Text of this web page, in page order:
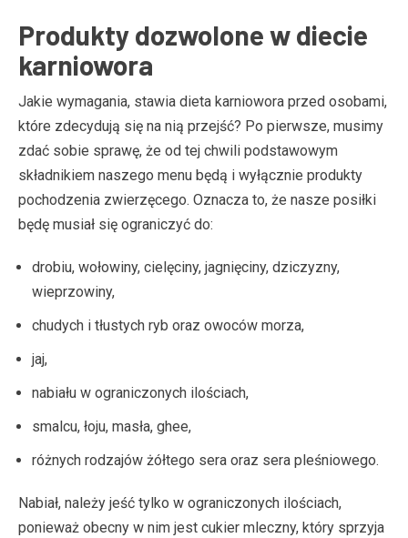
Produkty dozwolone w diecie
karniowora
Jakie wymagania, stawia dieta karniowora przed osobami,
które zdecydują się na nią przejść? Po pierwsze, musimy
zdać sobie sprawę, że od tej chwili podstawowym
składnikiem naszego menu będą i wyłącznie produkty
pochodzenia zwierzęcego. Oznacza to, że nasze posiłki
będę musiał się ograniczyć do:
drobiu, wołowiny, cielęciny, jagnięciny, dziczyzny,
wieprzowiny,
chudych i tłustych ryb oraz owoców morza,
jaj,
nabiału w ograniczonych ilościach,
smalcu, łoju, masła, ghee,
różnych rodzajów żółtego sera oraz sera pleśniowego.
Nabiał, należy jeść tylko w ograniczonych ilościach,
ponieważ obecny w nim jest cukier mleczny, który sprzyja